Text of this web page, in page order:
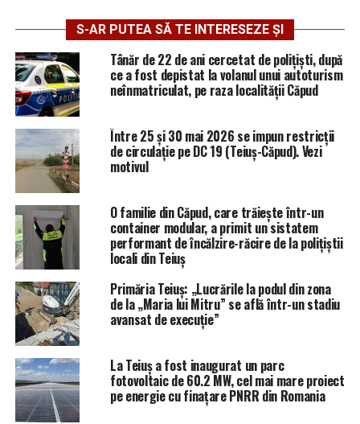
S-AR PUTEA SĂ TE INTERESEZE ȘI
Tânăr de 22 de ani cercetat de polițiști, după
ce a fost depistat la volanul unui autoturism
neînmatriculat, pe raza localității Căpud
Între 25 și 30 mai 2026 se impun restricții
de circulație pe DC 19 (Teiuș-Căpud). Vezi
motivul
O familie din Căpud, care trăiește într-un
container modular, a primit un sistatem
performant de încălzire-răcire de la polițiștii
locali din Teiuș
Primăria Teiuș: „Lucrările la podul din zona
de la „Maria lui Mitru” se află într-un stadiu
avansat de execuție”
La Teiuș a fost inaugurat un parc
fotovoltaic de 60.2 MW, cel mai mare proiect
pe energie cu finațare PNRR din Romania